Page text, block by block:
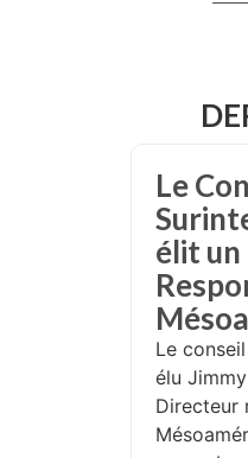
Le
élit un
Le
élu
Directeur